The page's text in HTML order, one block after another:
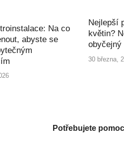
Na co
abyste se
Nejlepší
květin?
obyčejný
30 března,
Potřebujete